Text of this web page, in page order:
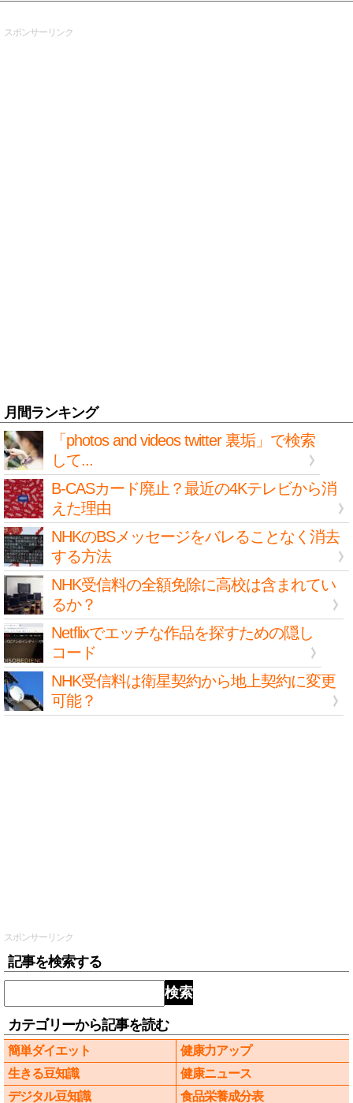
スポンサーリンク
月間ランキング
「photos and videos twitter 裏垢」で検索
して...
B-CASカード廃止？最近の4Kテレビから消
えた理由
NHKのBSメッセージをバレることなく消去
する方法
NHK受信料の全額免除に高校は含まれてい
るか？
Netflixでエッチな作品を探すための隠し
コード
NHK受信料は衛星契約から地上契約に変更
可能？
スポンサーリンク
記事を検索する
検索
カテゴリーから記事を読む
簡単ダイエット
健康力アップ
生きる豆知識
健康ニュース
デジタル豆知識
食品栄養成分表